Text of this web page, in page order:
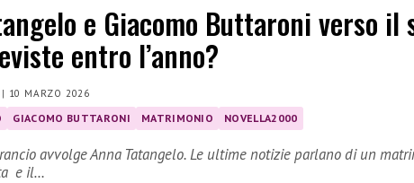
e Giacomo Buttaroni verso il
entro l’anno?
| 10 MARZO 2026
GIACOMO BUTTARONI MATRIMONIO NOVELLA2000
avvolge Anna Tatangelo. Le ultime notizie parlano di un
e il…